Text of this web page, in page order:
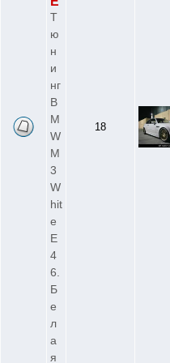
Т
ю
н
и
нг
B
M
W
M
3
W
hit
e
E
4
6.
Б
е
л
а
я
18